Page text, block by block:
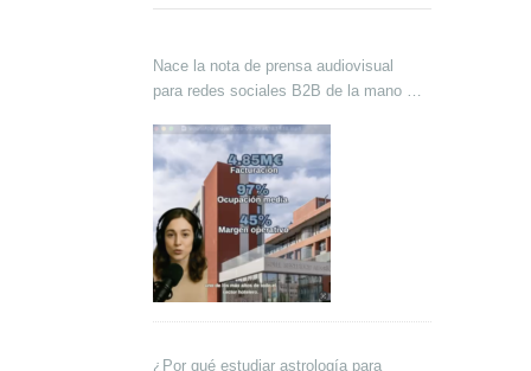
Nace la nota de prensa audiovisual
para redes sociales B2B de la mano de
¿Por qué estudiar astrología para